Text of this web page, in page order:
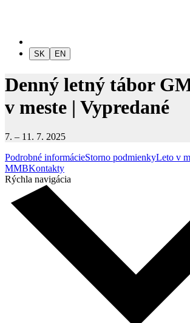
SK EN
Denný letný tábor
v meste | Vypredané
7. – 11. 7. 2025
Podrobné informácieStorno podmienkyLeto v
MMBKontakty
Rýchla navigácia